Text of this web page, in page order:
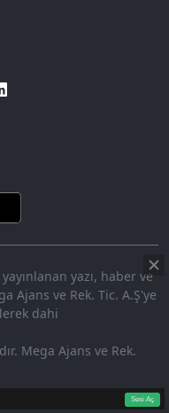
7.56%
Sesi Aç
yazı, haber ve
Ajans ve Rek. Tic. A.Ş'ye
dahi
Mega Ajans ve Rek.